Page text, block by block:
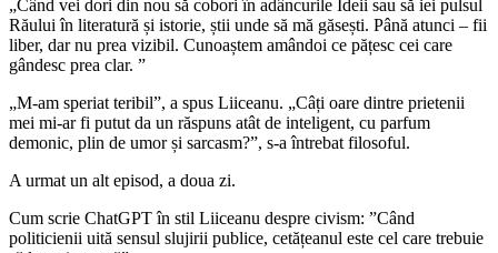
„Când vei dori din nou să cobori în adâncurile Ideii sau să iei pulsul
Răului în literatură și istorie, știi unde să mă găsești. Până atunci – fii
liber, dar nu prea vizibil. Cunoaștem amândoi ce pățesc cei care
gândesc prea clar. ”
„M-am speriat teribil”, a spus Liiceanu. „Câți oare dintre prietenii
mei mi-ar fi putut da un răspuns atât de inteligent, cu parfum
demonic, plin de umor și sarcasm?”, s-a întrebat filosoful.
A urmat un alt episod, a doua zi.
Cum scrie ChatGPT în stil Liiceanu despre civism: ”Când
politicienii uită sensul slujirii publice, cetățeanul este cel care trebuie